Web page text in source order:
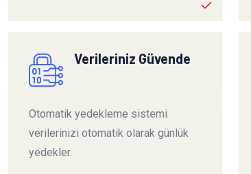
Verileriniz Güvende
Otomatik yedekleme sistemi
verilerinizi otomatik olarak günlük
yedekler.